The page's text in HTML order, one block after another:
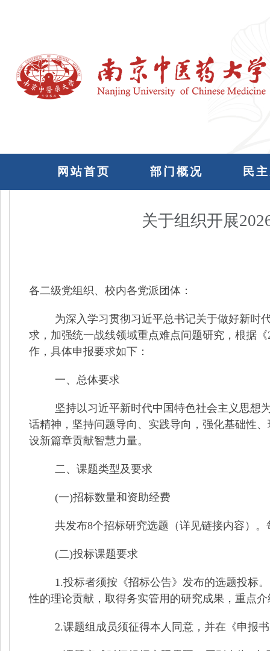
网站首页 部门概况 民
关于组织开展
各二级党组织、校内各党派团体：
为深入学习贯彻习近平总书记关于做好新时
求，加强统一战线领域重点难点问题研究，根据《
作，具体申报要求如下：
一、总体要求
坚持以习近平新时代中国特色社会主义思想
话精神，坚持问题导向、实践导向，强化基础性
设新篇章贡献智慧力量。
二、课题类型及要求
(一)招标数量和资助经费
共发布8个招标研究选题（详见链接内容）。
(二)投标课题要求
1.投标者须按《招标公告》发布的选题投标
性的理论贡献，取得务实管用的研究成果，重点
2.课题组成员须征得本人同意，并在《申报